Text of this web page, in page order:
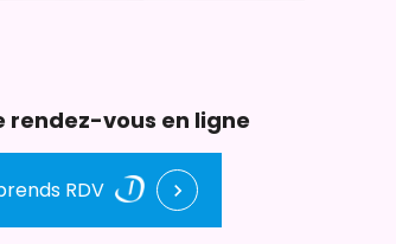
rendez-vous en ligne
RDV chevron_right